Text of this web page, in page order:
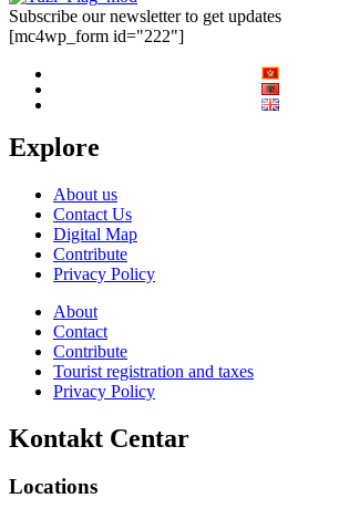
Subscribe our newsletter to get updates
[mc4wp_form id="222"]
Explore
About us
Contact Us
Digital Map
Contribute
Privacy Policy
About
Contact
Contribute
Tourist registration and taxes
Privacy Policy
Kontakt Centar
Locations